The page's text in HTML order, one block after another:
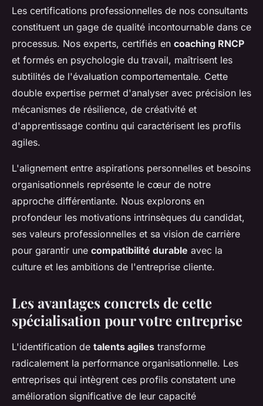
Les certifications professionnelles de nos consultants
constituent un gage de qualité incontournable dans ce
processus. Nos experts, certifiés en coaching RNCP
et formés en psychologie du travail, maîtrisent les
subtilités de l'évaluation comportementale. Cette
double expertise permet d'analyser avec précision les
mécanismes de résilience, de créativité et
d'apprentissage continu qui caractérisent les profils
agiles.
L'alignement entre aspirations personnelles et besoins
organisationnels représente le cœur de notre
approche différentiante. Nous explorons en
profondeur les motivations intrinsèques du candidat,
ses valeurs professionnelles et sa vision de carrière
pour garantir une compatibilité durable avec la
culture et les ambitions de l'entreprise cliente.
Les avantages concrets de cette
spécialisation pour votre entreprise
L'identification de talents agiles transforme
radicalement la performance organisationnelle. Les
entreprises qui intègrent ces profils constatent une
amélioration significative de leur capacité